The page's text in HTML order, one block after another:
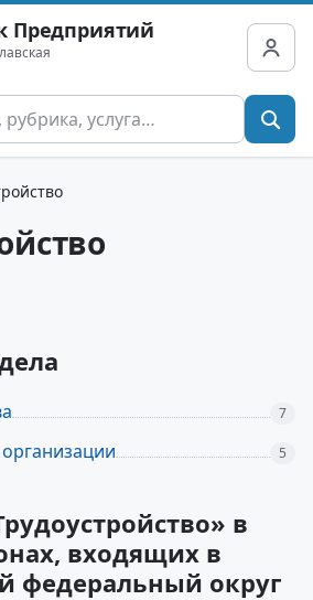
Предприятий
7
5
в
входящих в
федеральный округ